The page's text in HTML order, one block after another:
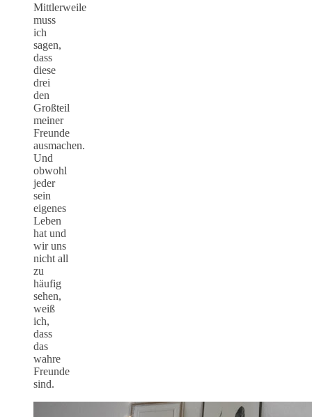
Mittlerweile
muss
ich
sagen,
dass
diese
drei
den
Großteil
meiner
Freunde
ausmachen.
Und
obwohl
jeder
sein
eigenes
Leben
hat und
wir uns
nicht all
zu
häufig
sehen,
weiß
ich,
dass
das
wahre
Freunde
sind.